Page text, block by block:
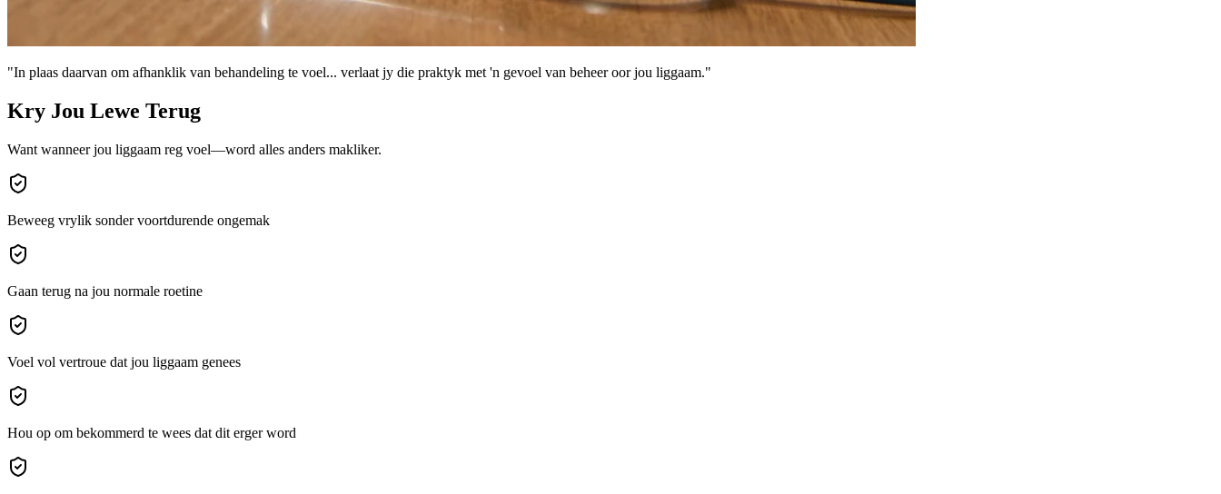
"In plaas daarvan om afhanklik van behandeling te voel... verlaat jy die praktyk met 'n gevoel van beheer oor jou liggaam."
Kry Jou Lewe Terug
Want wanneer jou liggaam reg voel—word alles anders makliker.
Beweeg vrylik sonder voortdurende ongemak
Gaan terug na jou normale roetine
Voel vol vertroue dat jou liggaam genees
Hou op om bekommerd te wees dat dit erger word